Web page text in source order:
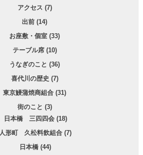
アクセス (7)
出前 (14)
お座敷・個室 (33)
テーブル席 (10)
うなぎのこと (36)
喜代川の歴史 (7)
東京鰻蒲焼商組合 (31)
街のこと (3)
日本橋 三四四会 (18)
人形町 久松料飲組合 (7)
日本橋 (44)